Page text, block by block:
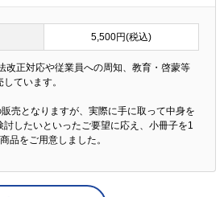
5,500円(税込)
改正対応や従業員への周知、教育・啓蒙等
ています。
売となりますが、実際に手に取って中身を
討したいといったご要望に応え、小冊子を1
品をご用意しました。